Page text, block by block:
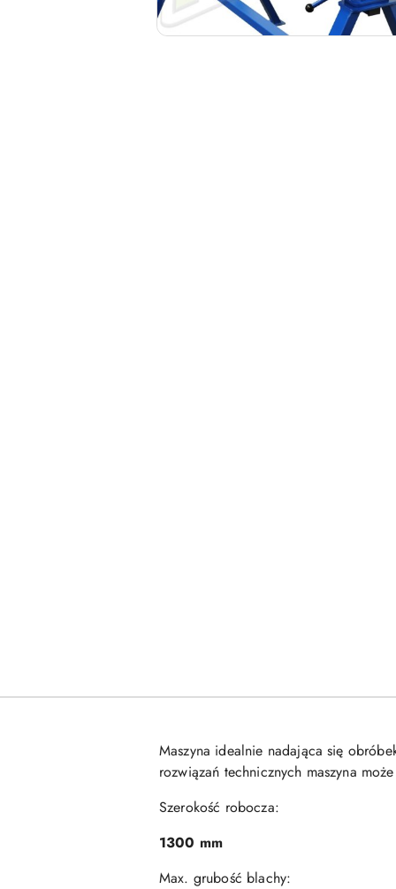
Maszyna idealnie nadająca się
rozwiązań technicznych maszyna
Szerokość robocza:
1300 mm
Max. grubość blachy: